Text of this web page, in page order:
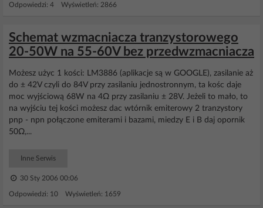
Odpowiedzi: 4 Wyświetleń: 2866
Schemat wzmacniacza tranzystorowego
20-50W na 55-60V bez przedwzmacniacza
Możesz użyc 1 kości: LM3886 (aplikacje są w GOOGLE), zasilanie aż
do ± 42V czyli do 84V przy zasilaniu jednostronnym, ta kośc daje
moc wyjściową 68W na 4Ω przy zasilaniu ± 28V. Jeżeli to mało, to
na wyjściu tej kości możesz dac wtórnik emiterowy 2 tranzystory
pnp - npn połączone emiterami i bazami, miedzy E i B daj opornik
50Ω,...
Inne Serwis
30 Sty 2006 00:06
Odpowiedzi: 10 Wyświetleń: 1659